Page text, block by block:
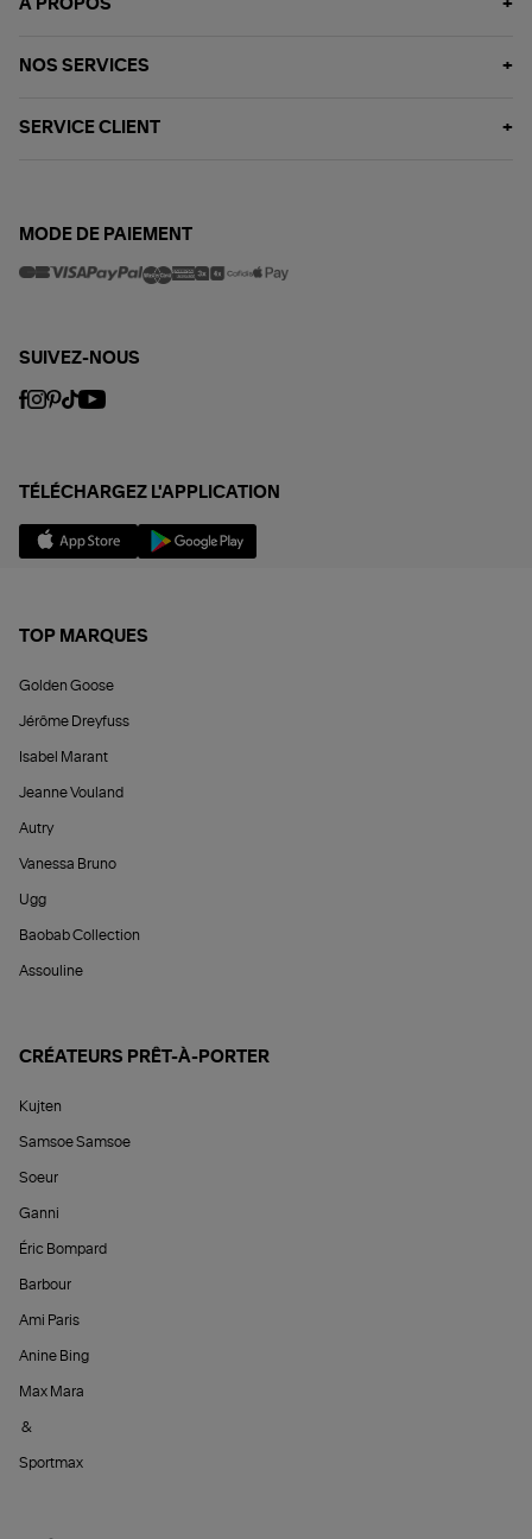
À PROPOS
NOS SERVICES
SERVICE CLIENT
MODE DE PAIEMENT
SUIVEZ-NOUS
TÉLÉCHARGEZ L'APPLICATION
TOP MARQUES
Golden Goose
Jérôme Dreyfuss
Isabel Marant
Jeanne Vouland
Autry
Vanessa Bruno
Ugg
Baobab Collection
Assouline
CRÉATEURS PRÊT-À-PORTER
Kujten
Samsoe Samsoe
Soeur
Ganni
Éric Bompard
Barbour
Ami Paris
Anine Bing
Max Mara
&
Sportmax